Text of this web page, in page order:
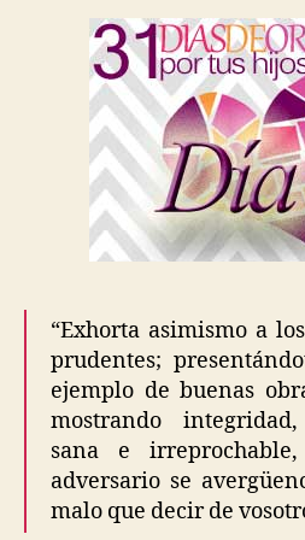
“Exhorta asimismo a
prudentes;
ejemplo de buenas
mostrando
sana e
adversario se
malo que decir de